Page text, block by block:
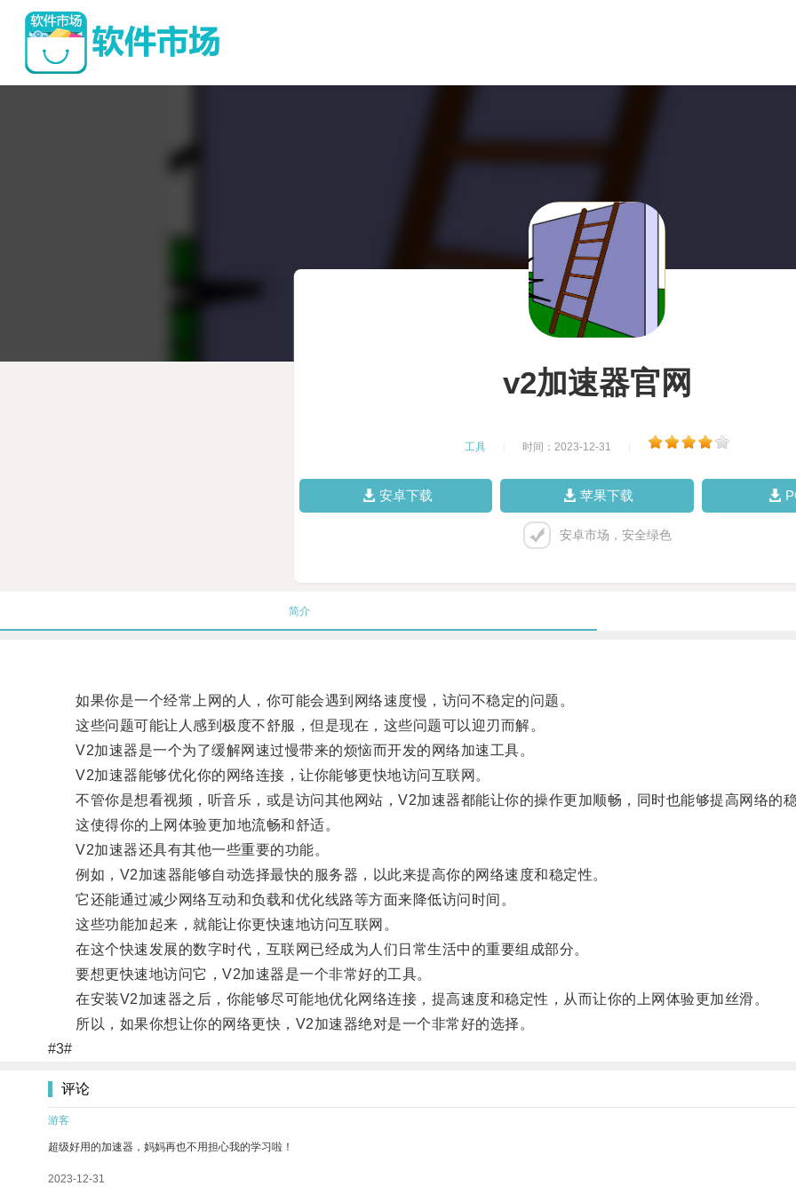
v2加速器官网
工具 时间：2023-12-31
安卓下载 苹果下载
安卓市场，安全绿色
简介
如果你是一个经常上网的人，你可能会遇到网络速度慢，访问不稳定的问题。
这些问题可能让人感到极度不舒服，但是现在，这些问题可以迎刃而解。
V2加速器是一个为了缓解网速过慢带来的烦恼而开发的网络加速工具。
V2加速器能够优化你的网络连接，让你能够更快地访问互联网。
不管你是想看视频，听音乐，或是访问其他网站，V2加速器都能让你的操作更加顺畅，同时也能够提高网络的稳
这使得你的上网体验更加地流畅和舒适。
V2加速器还具有其他一些重要的功能。
例如，V2加速器能够自动选择最快的服务器，以此来提高你的网络速度和稳定性。
它还能通过减少网络互动和负载和优化线路等方面来降低访问时间。
这些功能加起来，就能让你更快速地访问互联网。
在这个快速发展的数字时代，互联网已经成为人们日常生活中的重要组成部分。
要想更快速地访问它，V2加速器是一个非常好的工具。
在安装V2加速器之后，你能够尽可能地优化网络连接，提高速度和稳定性，从而让你的上网体验更加丝滑。
所以，如果你想让你的网络更快，V2加速器绝对是一个非常好的选择。
#3#
评论
游客
超级好用的加速器，妈妈再也不用担心我的学习啦！
2023-12-31